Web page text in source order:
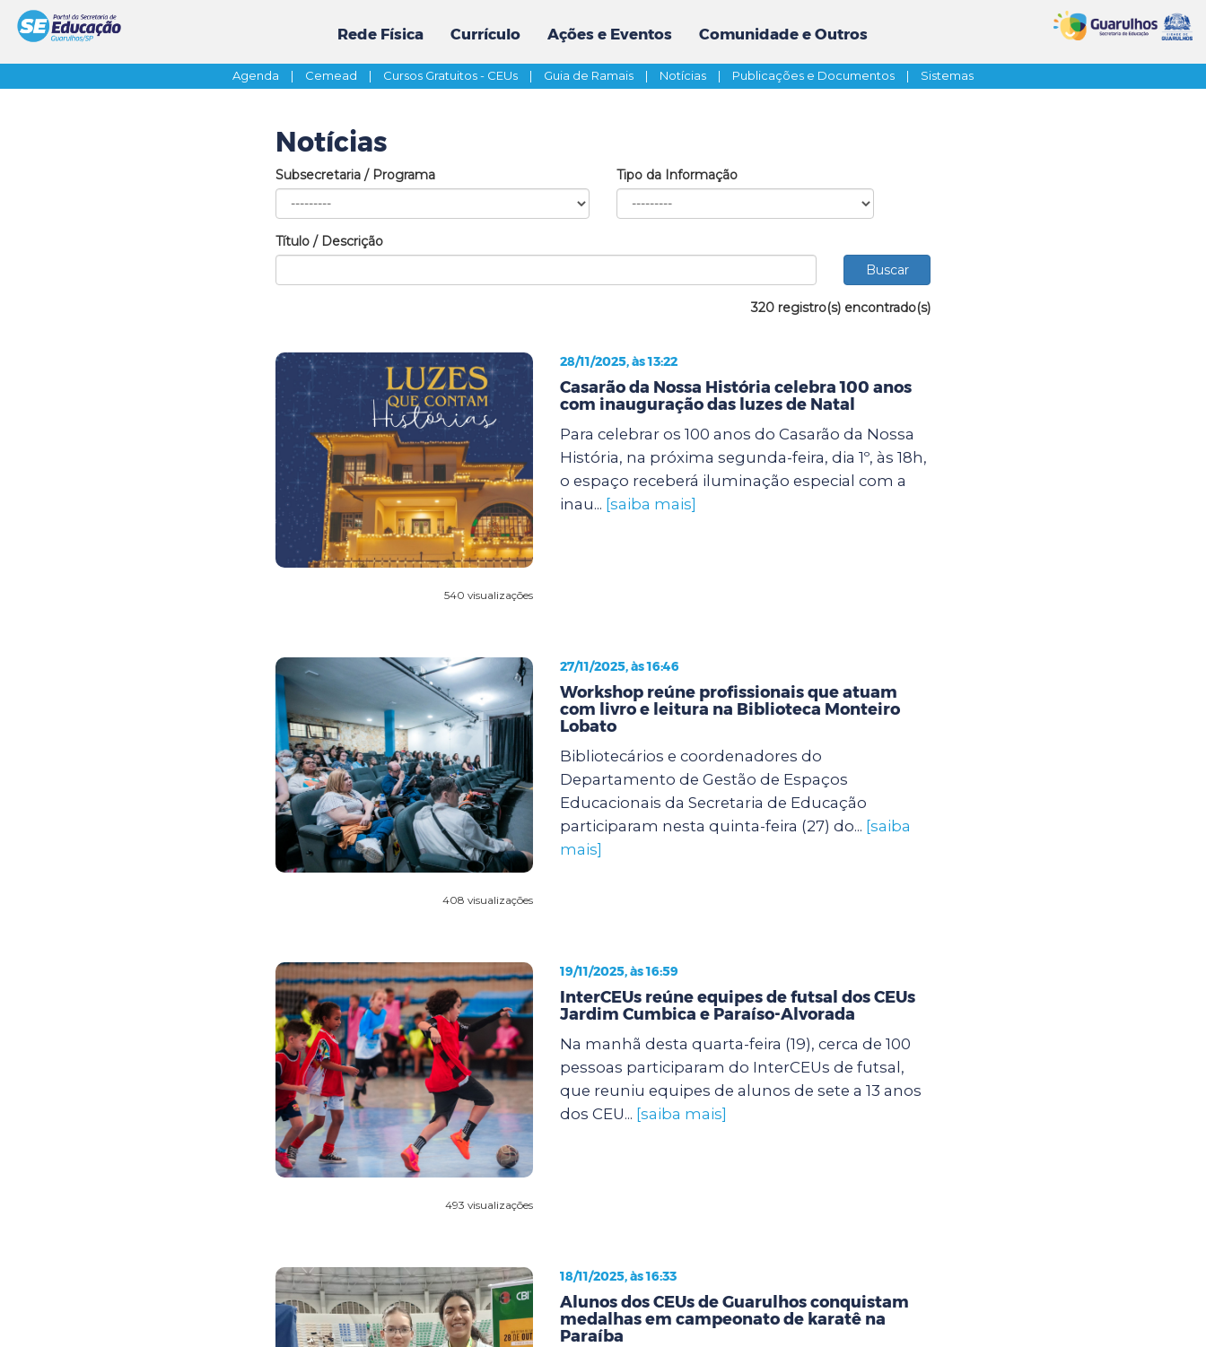
Rede Física Currículo Ações e Eventos Comunidade e Outros
Agenda | Cemead | Cursos Gratuitos - CEUs | Guia de Ramais | Notícias | Publicações e Documentos | Sistemas
Notícias
Subsecretaria / Programa Tipo da Informação
Título / Descrição
320 registro(s) encontrado(s)
540 visualizações
28/11/2025, às 13:22
Casarão da Nossa História celebra 100 anos
com inauguração das luzes de Natal
Para celebrar os 100 anos do Casarão da Nossa
História, na próxima segunda-feira, dia 1º, às 18h,
o espaço receberá iluminação especial com a
inau... [saiba mais]
408 visualizações
27/11/2025, às 16:46
Workshop reúne profissionais que atuam
com livro e leitura na Biblioteca Monteiro
Lobato
Bibliotecários e coordenadores do
Departamento de Gestão de Espaços
Educacionais da Secretaria de Educação
participaram nesta quinta-feira (27) do... [saiba
mais]
493 visualizações
19/11/2025, às 16:59
InterCEUs reúne equipes de futsal dos CEUs
Jardim Cumbica e Paraíso-Alvorada
Na manhã desta quarta-feira (19), cerca de 100
pessoas participaram do InterCEUs de futsal,
que reuniu equipes de alunos de sete a 13 anos
dos CEU... [saiba mais]
18/11/2025, às 16:33
Alunos dos CEUs de Guarulhos conquistam
medalhas em campeonato de karatê na
Paraíba